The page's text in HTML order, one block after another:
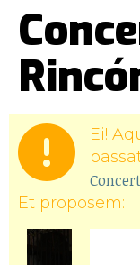
Ei!
Et proposem: